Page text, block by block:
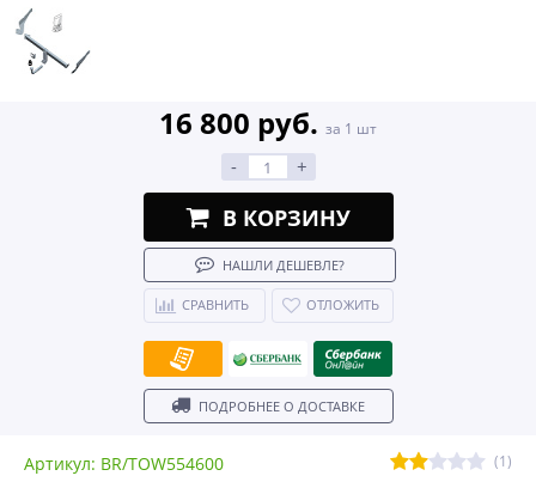
Артикул: BR/TOW554600 (1)
16 800 руб. за 1 шт
- +
В КОРЗИНУ
НАШЛИ ДЕШЕВЛЕ?
СРАВНИТЬ ОТЛОЖИТЬ
ПОДРОБНЕЕ О ДОСТАВКЕ